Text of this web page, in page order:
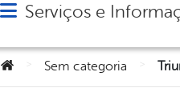
Abrir menu principal de
Serviços e
Você está aqui:Sem categoria